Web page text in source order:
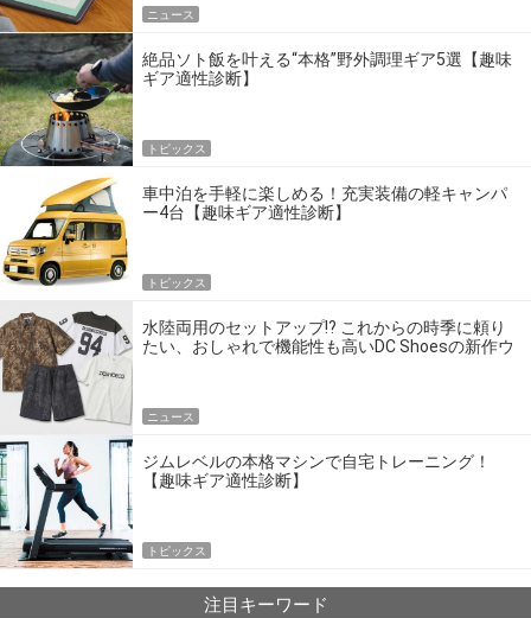
ニュース
絶品ソト飯を叶える“本格”野外調理ギア5選【趣味
ギア適性診断】
トピックス
車中泊を手軽に楽しめる！充実装備の軽キャンパ
ー4台【趣味ギア適性診断】
トピックス
水陸両用のセットアップ!? これからの時季に頼り
たい、おしゃれで機能性も高いDC Shoesの新作ウ
ニュース
ジムレベルの本格マシンで自宅トレーニング！
【趣味ギア適性診断】
トピックス
注目キーワード